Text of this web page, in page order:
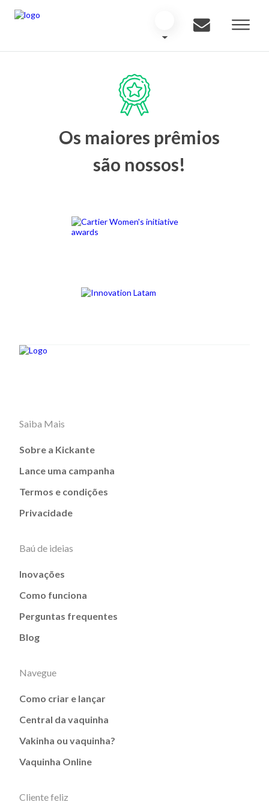
Os maiores prêmios
são nossos!
Saiba Mais
Sobre a Kickante
Lance uma campanha
Termos e condições
Privacidade
Baú de ideias
Inovações
Como funciona
Perguntas frequentes
Blog
Navegue
Como criar e lançar
Central da vaquinha
Vakinha ou vaquinha?
Vaquinha Online
Cliente feliz